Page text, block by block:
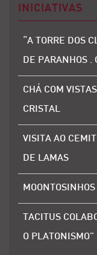
INICIATIVAS
“A TORRE DOS
DE PARANHOS .
CHÁ COM
CRISTAL
VISITA AO
DE LAMAS
TACITUS
O PLATONISMO”